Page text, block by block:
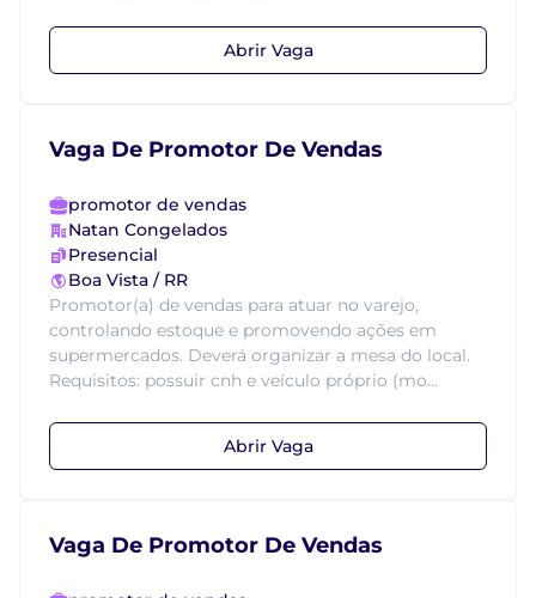
Abrir Vaga
Vaga De Promotor De Vendas
promotor de vendas
Natan Congelados
Presencial
Boa Vista / RR
Promotor(a) de vendas para atuar no varejo,
controlando estoque e promovendo ações em
supermercados. Deverá organizar a mesa do local.
Requisitos: possuir cnh e veículo próprio (mo...
Abrir Vaga
Vaga De Promotor De Vendas